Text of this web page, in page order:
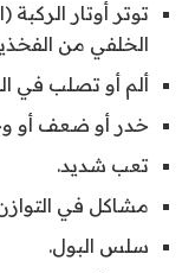
توتر أوتار
الخلفي من
ألم أو تصلب في
خدر أو ضعف أو
تعب شديد.
مشاكل في
سلس البول.